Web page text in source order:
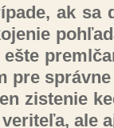
ak sa
pre
zis­te­nie
ale